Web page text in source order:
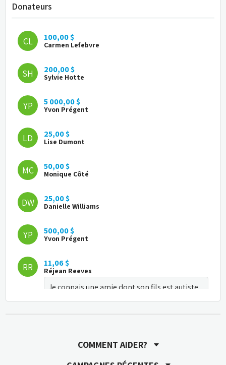
Donateurs
CL 100,00 $
Carmen Lefebvre
SH 200,00 $
Sylvie Hotte
YP 5 000,00 $
Yvon Prégent
LD 25,00 $
Lise Dumont
MC 50,00 $
Monique Côté
DW 25,00 $
Danielle Williams
YP 500,00 $
Yvon Prégent
RR 11,06 $
Réjean Reeves
Je connais une amie dont son fils est autiste
et ce n'est pas toujors facile
21,80 $
COMMENT AIDER?